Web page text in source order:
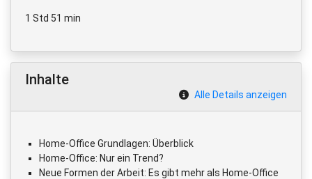
1 Std 51 min
Inhalte
Alle Details anzeigen
Home-Office Grundlagen: Überblick
Home-Office: Nur ein Trend?
Neue Formen der Arbeit: Es gibt mehr als Home-Office